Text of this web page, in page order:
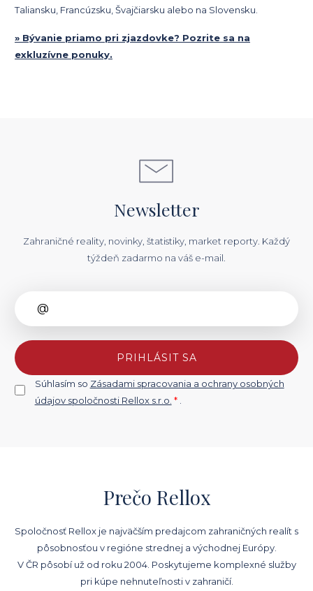
Taliansku, Francúzsku, Švajčiarsku alebo na Slovensku.
» Bývanie priamo pri zjazdovke? Pozrite sa na
exkluzívne ponuky.
Newsletter
Zahraničné reality, novinky, štatistiky, market reporty. Každý
týždeň zadarmo na váš e-mail.
PRIHLÁSIT SA
Súhlasím so Zásadami spracovania a ochrany osobných
údajov spoločnosti Rellox s.r.o. * .
Prečo Rellox
Spoločnosť Rellox je najväčším predajcom zahraničných realít s
pôsobnosťou v regióne strednej a východnej Európy.
V ČR pôsobí už od roku 2004. Poskytujeme komplexné služby
pri kúpe nehnuteľnosti v zahraničí.